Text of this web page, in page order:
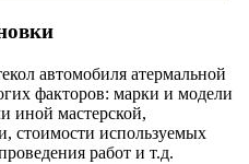
автомобиля атермальной
факторов: марки и модели
иной мастерской,
стоимости используемых
работ и т.д.